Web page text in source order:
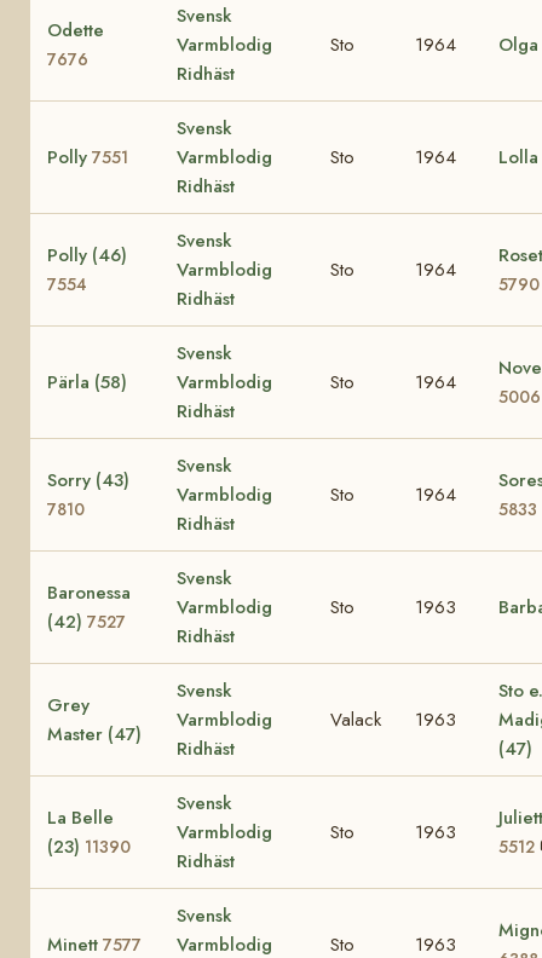
Odette
7676
Svensk
Varmblodig
Ridhäst
Sto 1964 Olga
Polly 7551
Svensk
Varmblodig
Ridhäst
Sto 1964 Lolla
Polly (46)
7554
Svensk
Varmblodig
Ridhäst
Sto 1964
5790
Pärla (58)
Svensk
Varmblodig
Ridhäst
Sto 1964
5006
Sorry (43)
7810
Svensk
Varmblodig
Ridhäst
Sto 1964
5833
Baronessa
(42) 7527
Svensk
Varmblodig
Ridhäst
Sto 1963
Grey
Master (47)
Svensk
Varmblodig
Ridhäst
Valack 1963
Sto e.
(47)
La Belle
(23) 11390
Svensk
Varmblodig
Ridhäst
Sto 1963
5512
Minett 7577
Svensk
Varmblodig
Sto 1963